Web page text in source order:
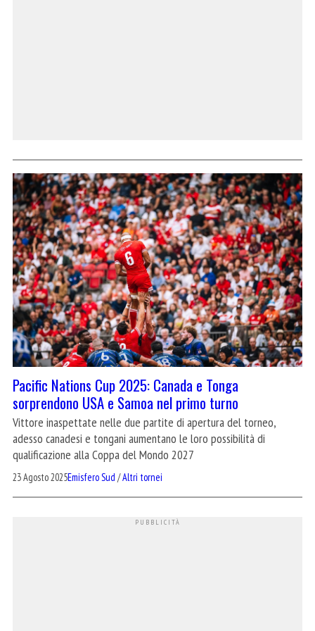
Pacific Nations Cup 2025: Canada e Tonga
sorprendono USA e Samoa nel primo turno
Vittore inaspettate nelle due partite di apertura del torneo,
adesso canadesi e tongani aumentano le loro possibilità di
qualificazione alla Coppa del Mondo 2027
23 Agosto 2025Emisfero Sud /Altri tornei